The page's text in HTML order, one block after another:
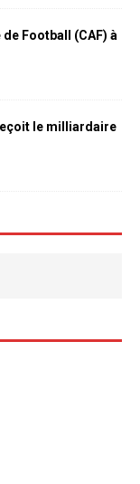
Football (CAF) à
le milliardaire